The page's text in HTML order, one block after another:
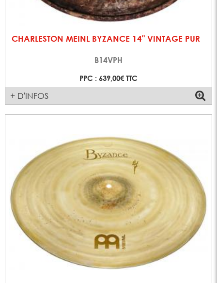
CHARLESTON MEINL BYZANCE 14" VINTAGE PUR
B14VPH
PPC : 639,00€ TTC
+ D'INFOS